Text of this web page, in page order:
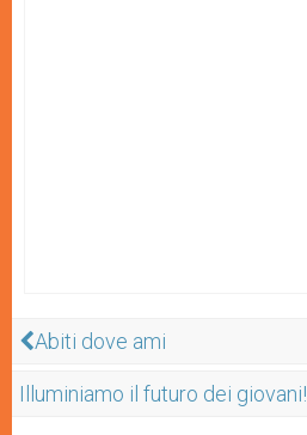
Abiti dove ami
Illuminiamo il futuro dei giovani!